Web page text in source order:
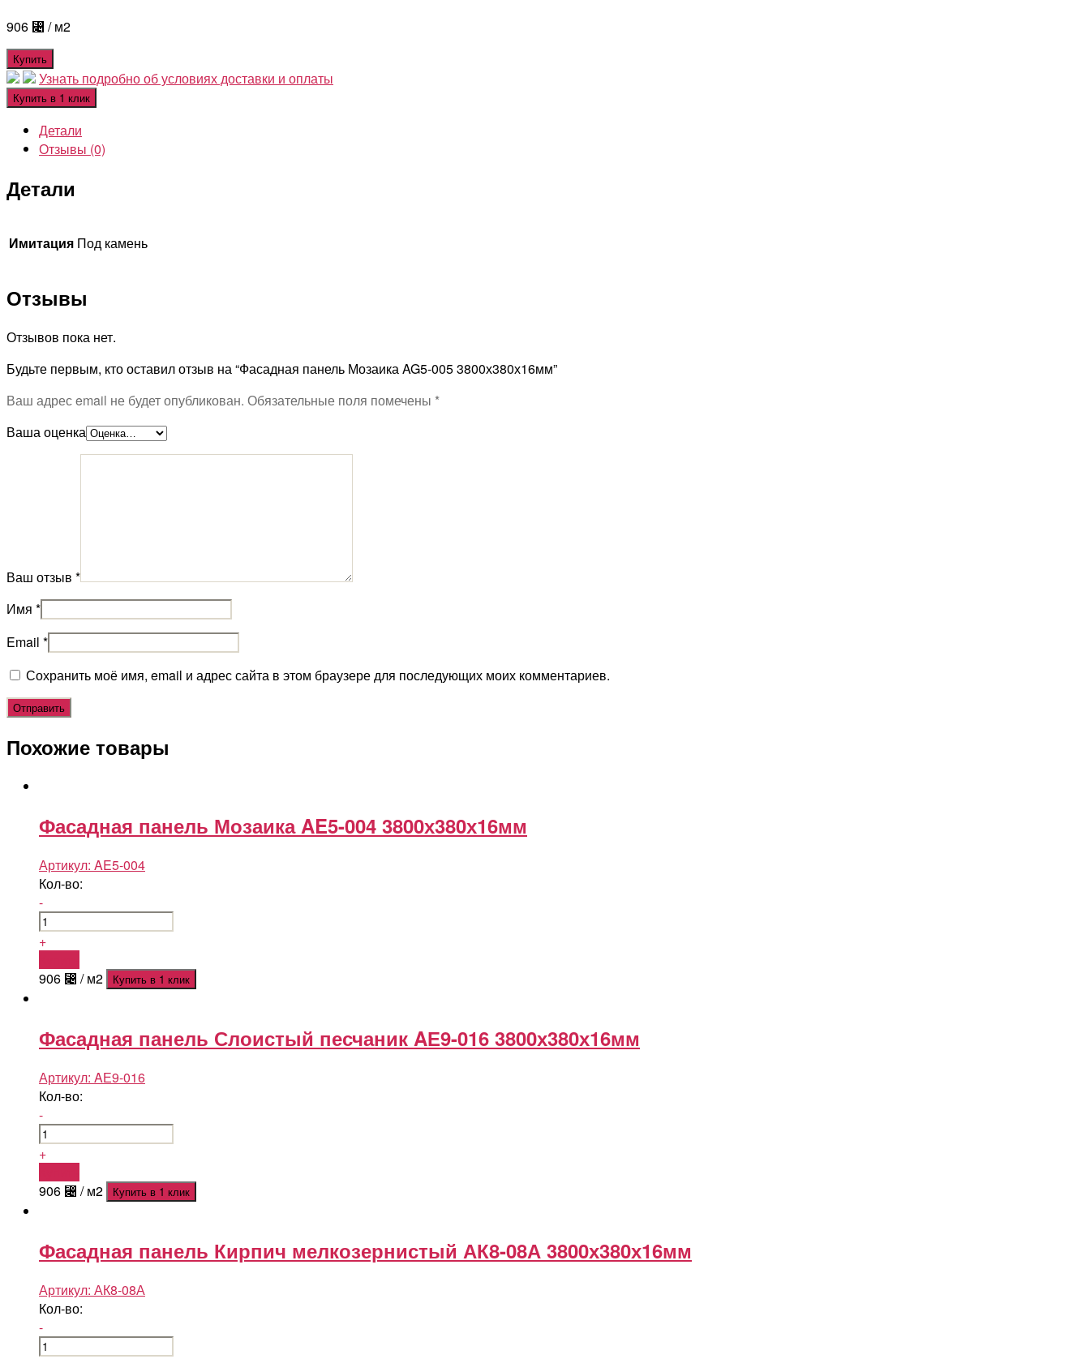
906 ⃄ / м2
Купить
Узнать подробно об условиях доставки и оплаты
Купить в 1 клик
Детали
Отзывы (0)
Детали
Имитация Под камень
Отзывы
Отзывов пока нет.
Будьте первым, кто оставил отзыв на “Фасадная панель Мозаика AG5-005 3800х380х16мм”
Ваш адрес email не будет опубликован. Обязательные поля помечены *
Ваша оценка
Ваш отзыв *
Имя *
Email *
Сохранить моё имя, email и адрес сайта в этом браузере для последующих моих комментариев.
Похожие товары
Фасадная панель Мозаика AE5-004 3800х380х16мм
Артикул: AE5-004
Кол-во:
-
+
906 ⃄ / м2 Купить в 1 клик
Фасадная панель Слоистый песчаник AЕ9-016 3800х380х16мм
Артикул: AЕ9-016
Кол-во:
-
+
906 ⃄ / м2 Купить в 1 клик
Фасадная панель Кирпич мелкозернистый АК8-08А 3800х380х16мм
Артикул: АК8-08А
Кол-во:
-